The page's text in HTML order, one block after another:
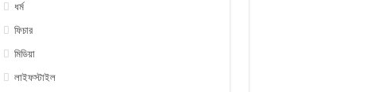
ধর্ম
ফিচার
মিডিয়া
লাইফস্টাইল